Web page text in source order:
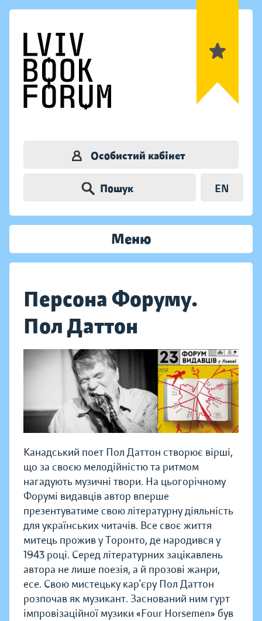
Особистий кабінет
Пошук EN
Меню
Персона Форуму.
Пол Даттон
Канадський поет Пол Даттон створює вірші,
що за своєю мелодійністю та ритмом
нагадують музичні твори. На цьогорічному
Форумі видавців автор вперше
презентуватиме свою літературну діяльність
для українських читачів. Все своє життя
митець прожив у Торонто, де народився у
1943 році. Серед літературних зацікавлень
автора не лише поезія, а й прозові жанри,
есе. Свою мистецьку кар’єру Пол Даттон
розпочав як музикант. Заснований ним гурт
імпровізаційної музики «Four Horsemen» був